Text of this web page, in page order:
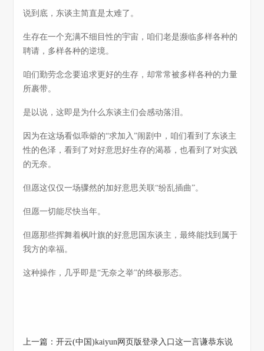
说到底，东谈主简直是太难了。
生存在一个充满不细目性的宇宙，咱们老是濒临多样各种的
聘请，多样各种的逆境。
咱们勤劳念念要追求更好的生存，却常常被多样各种的力量
所裹带。
是以说，这即是为什么东谈主们会感动落泪。
因为在这场看似乖僻的“求加入”闹剧中，咱们看到了东谈主
性的色泽，看到了对好意思好生存的渴慕，也看到了对实践
的无奈。
但愿这仅仅一场骤然的加好意思关联“纷乱插曲”。
但愿一切能尽快当年。
但愿那些挥舞着枫叶旗的好意思国东谈主，最终能找到属于
我方的幸福。
这种操作，几乎即是“无奈之举”的终极形态。
上一篇：开云(中国)kaiyun网页版登录入口这一言谦恭东说